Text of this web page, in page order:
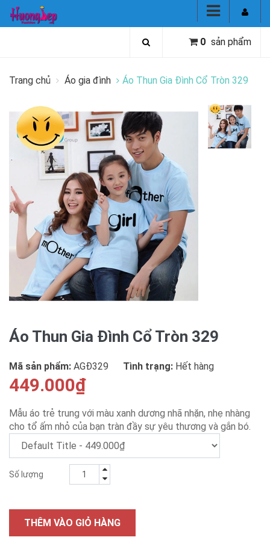
0 sản phẩm
Trang chủ Áo gia đình Áo Thun Gia Đình Cổ Tròn 329
Áo Thun Gia Đình Cổ Tròn 329
Mã sản phẩm: AGÐ329 Tình trạng: Hết hàng
449.000₫
Mẫu áo trẻ trung với màu xanh dương nhã nhặn, nhẹ nhàng
cho tổ ấm nhỏ của bạn tràn đầy sự yêu thương và gắn bó.
Số lượng
THÊM VÀO GIỎ HÀNG